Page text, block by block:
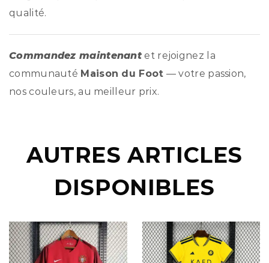
qualité.
Commandez maintenant et rejoignez la
communauté Maison du Foot — votre passion,
nos couleurs, au meilleur prix.
AUTRES ARTICLES
DISPONIBLES